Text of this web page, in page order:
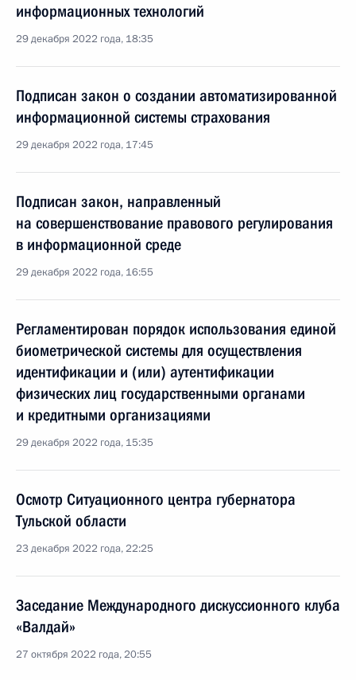
информационных технологий
29 декабря 2022 года, 18:35
Подписан закон о создании автоматизированной
информационной системы страхования
29 декабря 2022 года, 17:45
Подписан закон, направленный
на совершенствование правового регулирования
в информационной среде
29 декабря 2022 года, 16:55
Регламентирован порядок использования единой
биометрической системы для осуществления
идентификации и (или) аутентификации
физических лиц государственными органами
и кредитными организациями
29 декабря 2022 года, 15:35
Осмотр Ситуационного центра губернатора
Тульской области
23 декабря 2022 года, 22:25
Заседание Международного дискуссионного клуба
«Валдай»
27 октября 2022 года, 20:55